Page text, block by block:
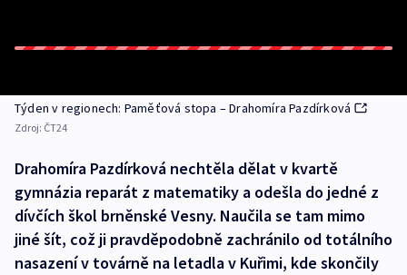
Týden v regionech: Paměťová stopa – Drahomíra Pazdírková
Zdroj: ČT24
Drahomíra Pazdírková nechtěla dělat v kvartě
gymnázia reparát z matematiky a odešla do jedné z
dívčích škol brněnské Vesny. Naučila se tam mimo
jiné šít, což ji pravděpodobně zachránilo od totálního
nasazení v továrně na letadla v Kuřimi, kde skončily